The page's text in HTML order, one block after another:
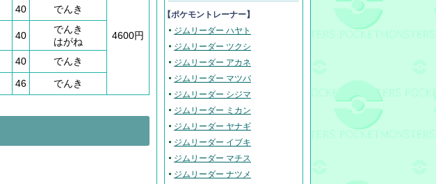
4600円
40 でんき
40
でんき
はがね
40
でんき
46 でんき
【ポケモントレーナー】
ジムリーダー ハヤト
ジムリーダー ツクシ
ジムリーダー アカネ
ジムリーダー マツバ
ジムリーダー シジマ
ジムリーダー ミカン
ジムリーダー ヤナギ
ジムリーダー イブキ
ジムリーダー マチス
ジムリーダー ナツメ